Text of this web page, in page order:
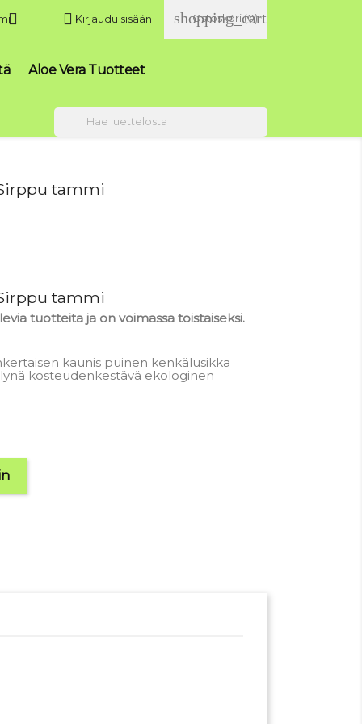
  Kirjaudu sisään shopping_cart
Ostoskori (0)
Aloe Vera Tuotteet
tammi
tammi
tuotteita ja on voimassa toistaiseksi.
kaunis puinen kenkälusikka
kosteudenkestävä ekologinen